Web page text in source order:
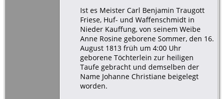
Ist es Meister Carl Benjamin Traugott
Friese, Huf- und Waffenschmidt in
Nieder Kauffung, von seinem Weibe
Anne Rosine geborene Sommer, den 16.
August 1813 früh um 4:00 Uhr
geborene Töchterlein zur heiligen
Taufe gebracht und demselben der
Name Johanne Christiane beigelegt
worden.